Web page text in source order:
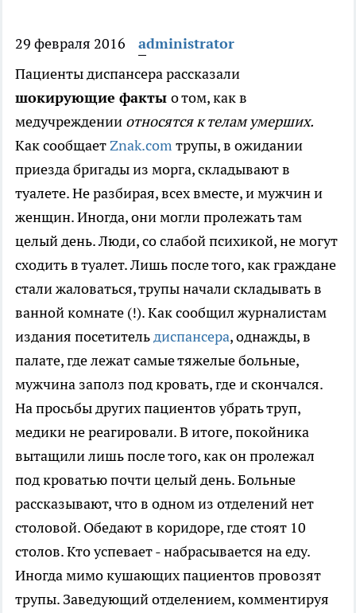
29 февраля 2016
administrator
Пациенты диспансера рассказали
шокирующие факты о том, как в
медучреждении относятся к телам умерших.
Как сообщаетZnak.com трупы, в ожидании
приезда бригады из морга, складывают в
туалете. Не разбирая, всех вместе, и мужчин и
женщин. Иногда, они могли пролежать там
целый день. Люди, со слабой психикой, не могут
сходить в туалет. Лишь после того, как граждане
стали жаловаться, трупы начали складывать в
ванной комнате (!). Как сообщил журналистам
издания посетительдиспансера, однажды, в
палате, где лежат самые тяжелые больные,
мужчина заполз под кровать, где и скончался.
На просьбы других пациентов убрать труп,
медики не реагировали. В итоге, покойника
вытащили лишь после того, как он пролежал
под кроватью почти целый день. Больные
рассказывают, что в одном из отделений нет
столовой. Обедают в коридоре, где стоят 10
столов. Кто успевает - набрасывается на еду.
Иногда мимо кушающих пациентов провозят
трупы. Заведующий отделением, комментируя